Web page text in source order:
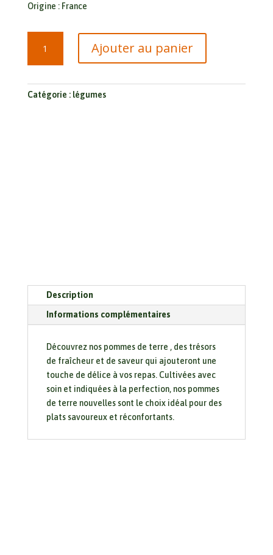
Origine : France
Pommes
terre
Ajouter au panier
Catégorie : légumes
Description
Informations complémentaires
Découvrez nos pommes de terre , des trésors
de fraîcheur et de saveur qui ajouteront une
touche de délice à vos repas. Cultivées avec
soin et indiquées à la perfection, nos pommes
de terre nouvelles sont le choix idéal pour des
plats savoureux et réconfortants.